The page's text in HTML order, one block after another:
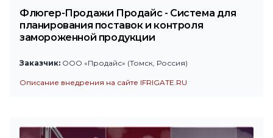
Флюгер-Продажи Продайс - Система для
планирования поставок и контроля
замороженной продукции
Заказчик: ООО «Продайс» (Томск, Россия)
Описание внедрения на сайте IFRIGATE.RU